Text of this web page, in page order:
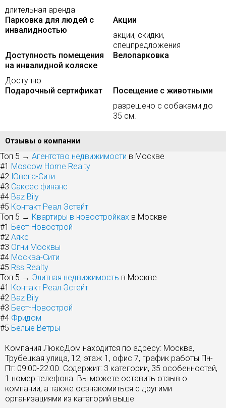
длительная аренда
Парковка для людей с
инвалидностью
Акции
акции, скидки,
спецпредложения
Доступность помещения
на инвалидной коляске
Доступно
Велопарковка
Подарочный сертификат
Посещение с животными
разрешено с собаками до
35 см.
Отзывы о компании
Топ 5 → Агентство недвижимости в Москве
#1 Moscow Home Realty
#2 Ювега-Сити
#3 Саксес финанс
#4 Baz Bily
#5 Контакт Реал Эстейт
Топ 5 → Квартиры в новостройках в Москве
#1 Бест-Новострой
#2 Аякс
#3 Огни Москвы
#4 Москва-Сити
#5 Rss Realty
Топ 5 → Элитная недвижимость в Москве
#1 Контакт Реал Эстейт
#2 Baz Bily
#3 Бест-Новострой
#4 Фридом
#5 Белые Ветры
Компания ЛюксДом находится по адресу: Москва,
Трубецкая улица, 12, этаж 1, офис 7, график работы Пн-
Пт: 09:00-22:00. Содержит: 3 категории, 35 особенностей,
1 номер телефона. Вы можете оставить отзыв о
компании, а также осзнакомиться с другими
организациями из категорий выше